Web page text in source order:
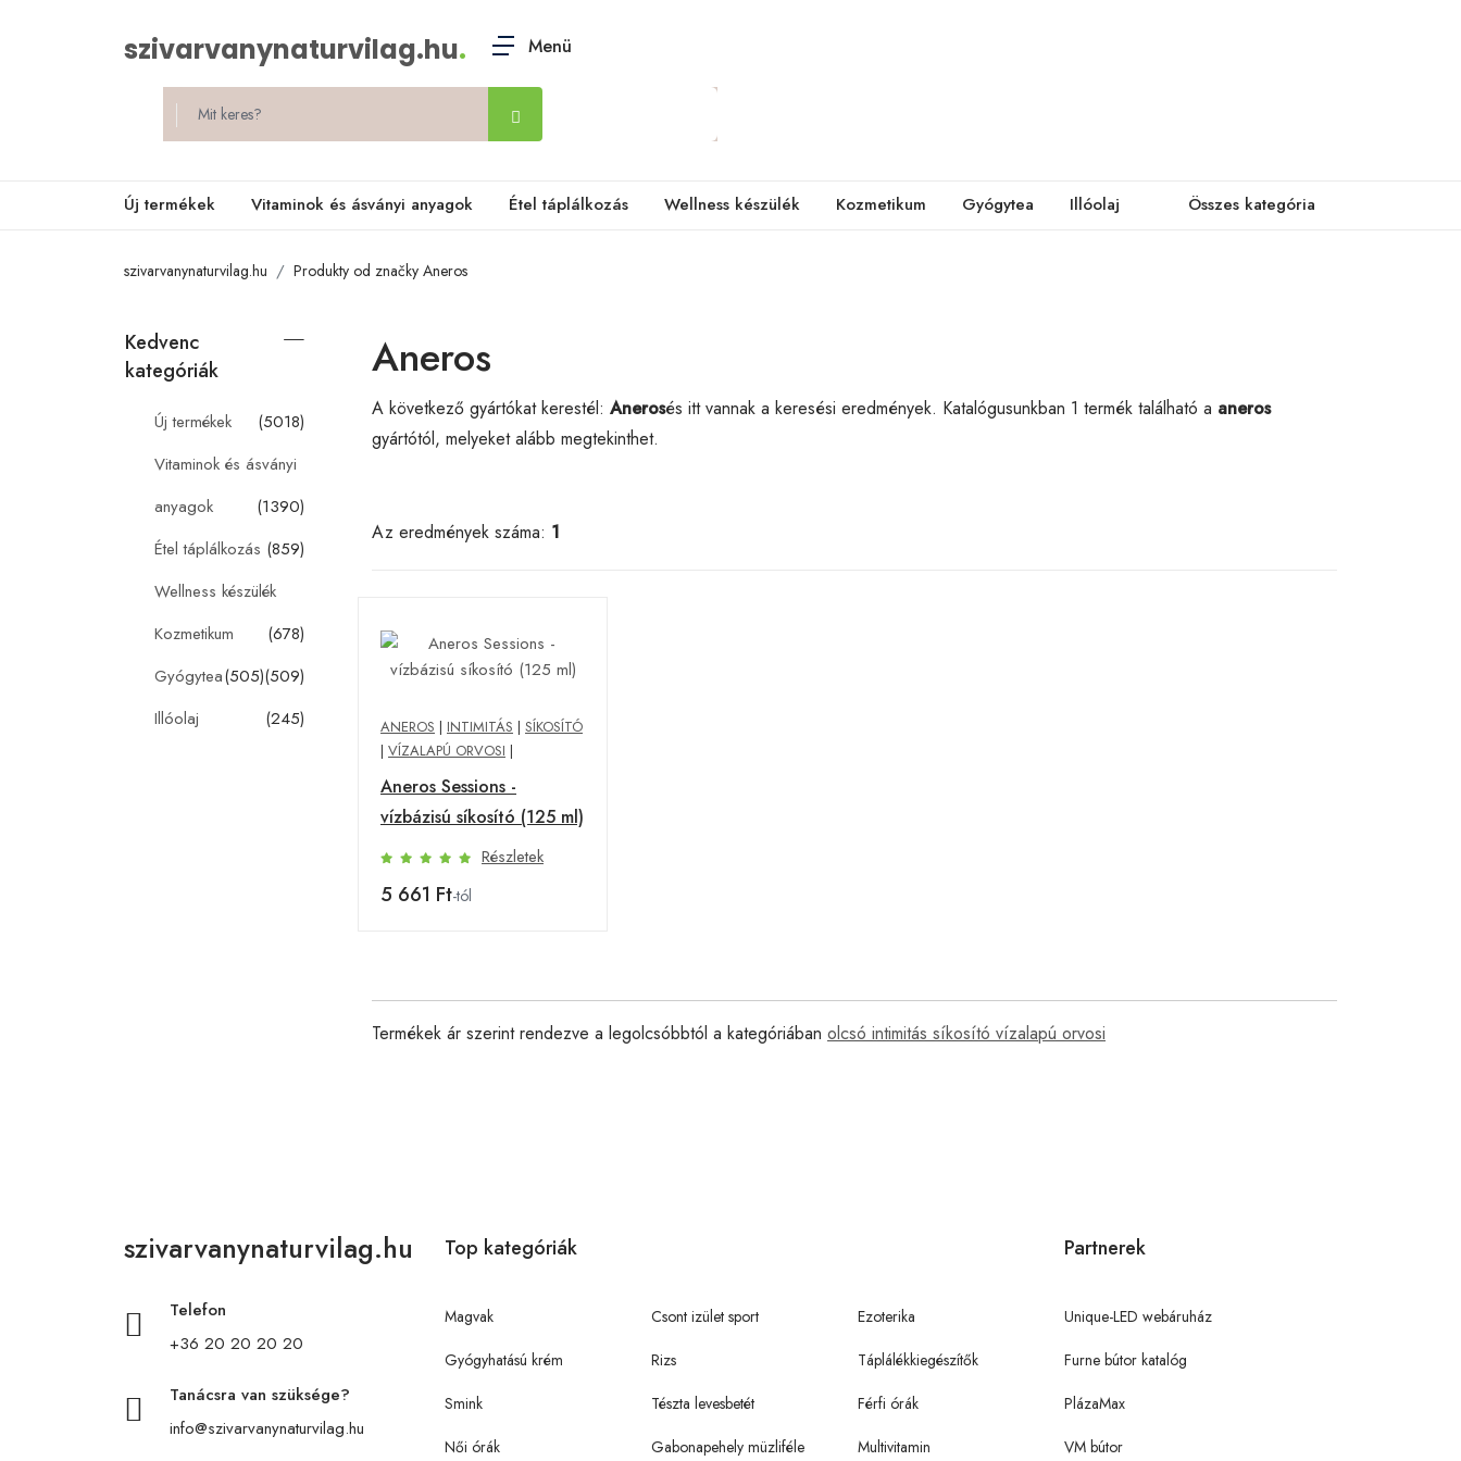
szivarvanynaturvilag.hu. Menü
Új termékek Vitaminok és ásványi anyagok Étel táplálkozás Wellness készülék Kozmetikum Gyógytea Illóolaj Összes kategória
szivarvanynaturvilag.hu Produkty od značky Aneros
Kedvenc
kategóriák
Új termékek
(5018)
Vitaminok és ásványi
anyagok
(1390)
Étel táplálkozás (859)
Wellness készülék
(678)
Kozmetikum
(509)
Gyógytea(505)
Illóolaj
(245)
Aneros
A következő gyártókat kerestél: Anerosés itt vannak a keresési eredmények. Katalógusunkban 1 termék található a aneros
gyártótól, melyeket alább megtekinthet.
Az eredmények száma: 1
ANEROS | INTIMITÁS | SÍKOSÍTÓ
| VÍZALAPÚ ORVOSI |
Aneros Sessions -
vízbázisú síkosító (125 ml)
Részletek
5 661 Ft-tól
Termékek ár szerint rendezve a legolcsóbbtól a kategóriában olcsó intimitás síkosító vízalapú orvosi
szivarvanynaturvilag.hu
Telefon
+36 20 20 20 20
Tanácsra van szüksége?
info@szivarvanynaturvilag.hu
Top kategóriák
Magvak
Gyógyhatású krém
Smink
Női órák
Csont izület sport
Rizs
Tészta levesbetét
Gabonapehely müzliféle
Ezoterika
Táplálékkiegészítők
Férfi órák
Multivitamin
Partnerek
Unique-LED webáruház
Furne bútor katalóg
PlázaMax
VM bútor